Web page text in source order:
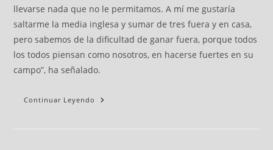
llevarse nada que no le permitamos. A mí me gustaría
saltarme la media inglesa y sumar de tres fuera y en casa,
pero sabemos de la dificultad de ganar fuera, porque todos
los todos piensan como nosotros, en hacerse fuertes en su
campo”, ha señalado.
Continuar Leyendo